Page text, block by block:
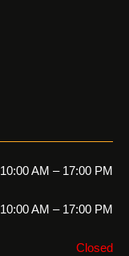
10:00 AM – 17:00 PM
10:00 AM – 17:00 PM
Closed